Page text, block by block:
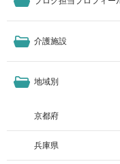
介護施設
地域別
京都府
兵庫県